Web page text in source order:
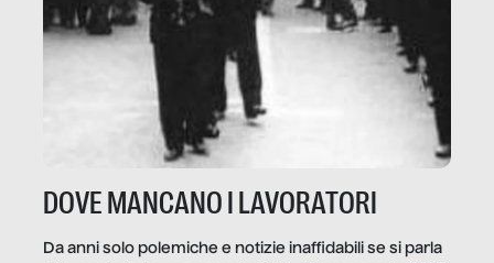
DOVE MANCANO I LAVORATORI
Da anni solo polemiche e notizie inaffidabili se si parla